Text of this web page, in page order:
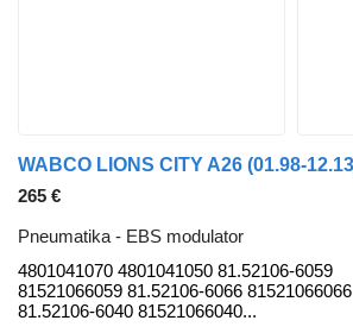
265 €
Pneumatika - EBS modulator
4801041070 4801041050 81.52106-6059
81521066059 81.52106-6066 81521066066
81.52106-6040 81521066040...